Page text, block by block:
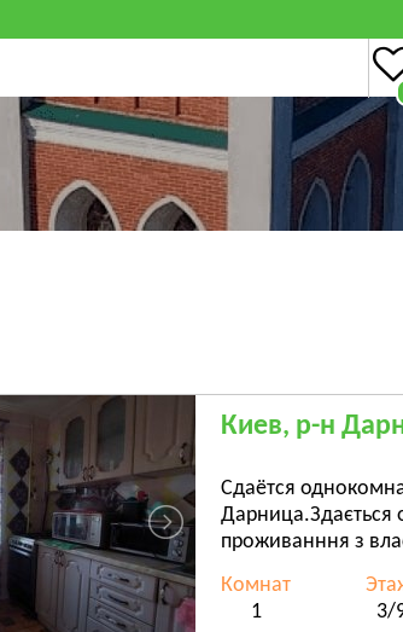
Киев, р-н
Сдаётся
Дарница.Здається
проживанння з
Комнат
1
3/